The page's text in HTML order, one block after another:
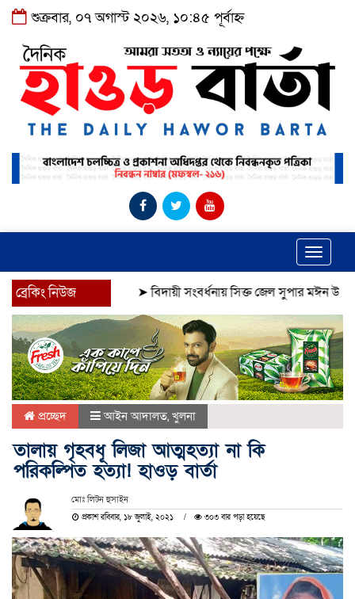
শুক্রবার, ০৭ অগাস্ট ২০২৬, ১০:৪৫ পূর্বাহ্ন
Toggle
ব্রেকিং নিউজ বিদায়ী সংবর্ধনায় সিক্ত জেল সুপার মঈন উদ্দিন➤
প্রচ্ছেদ আইন আদালত, খুলনা
তালায় গৃহবধূ লিজা আত্মহত্যা না কি
পরিকল্পিত হত্যা! হাওড় বার্তা
মোঃ লিটন হুসাইন
প্রকাশ রবিবার, ১৮ জুলাই, ২০২১ ৩০৩ বার পড়া হয়েছে